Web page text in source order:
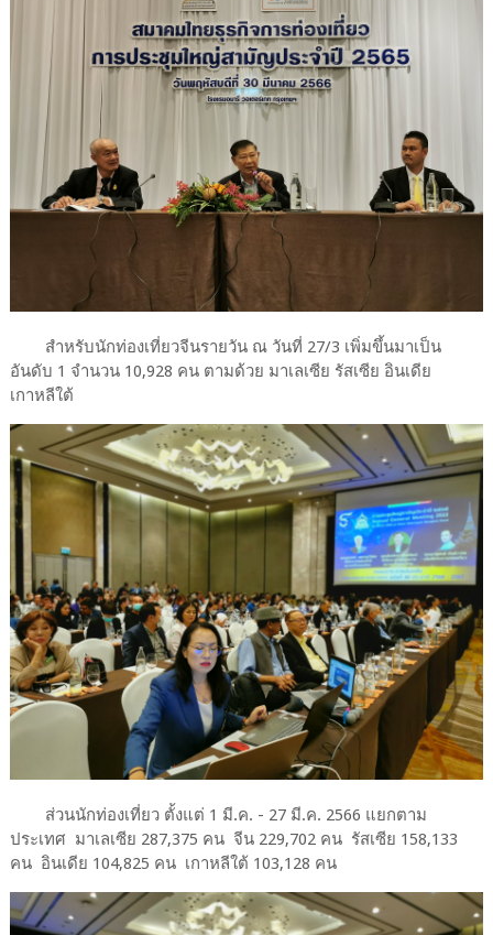
สำหรับนักท่องเที่ยวจีนรายวัน ณ วันที่ 27/3 เพิ่มขึ้นมาเป็น
อันดับ 1 จำนวน 10,928 คน ตามด้วย มาเลเซีย รัสเซีย อินเดีย
เกาหลีใต้
ส่วนนักท่องเที่ยว ตั้งแต่ 1 มี.ค. - 27 มี.ค. 2566 แยกตาม
ประเทศ มาเลเซีย 287,375 คน จีน 229,702 คน รัสเซีย 158,133
คน อินเดีย 104,825 คน เกาหลีใต้ 103,128 คน